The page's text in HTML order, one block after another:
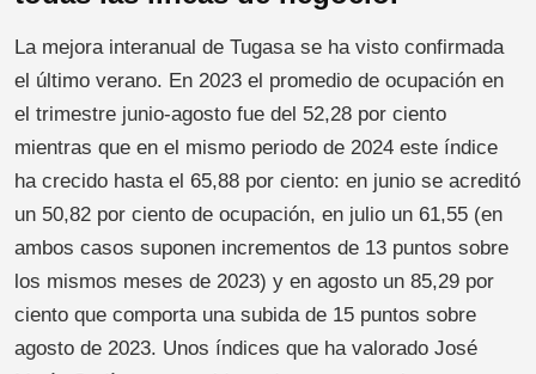
La mejora interanual de Tugasa se ha visto confirmada
el último verano. En 2023 el promedio de ocupación en
el trimestre junio-agosto fue del 52,28 por ciento
mientras que en el mismo periodo de 2024 este índice
ha crecido hasta el 65,88 por ciento: en junio se acreditó
un 50,82 por ciento de ocupación, en julio un 61,55 (en
ambos casos suponen incrementos de 13 puntos sobre
los mismos meses de 2023) y en agosto un 85,29 por
ciento que comporta una subida de 15 puntos sobre
agosto de 2023. Unos índices que ha valorado José